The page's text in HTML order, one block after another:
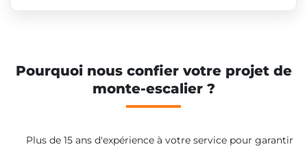
Pourquoi nous confier votre projet de
monte-escalier ?
Plus de 15 ans d'expérience à votre service pour garantir